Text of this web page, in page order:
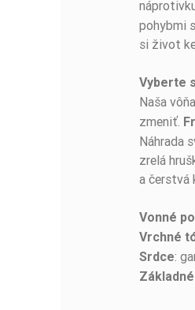
pohybmi
si život
Vyberte
Naša
zmeniť.
Náhrada
zrelá
a čerstvá
Vonné
Vrchné
Srdce: